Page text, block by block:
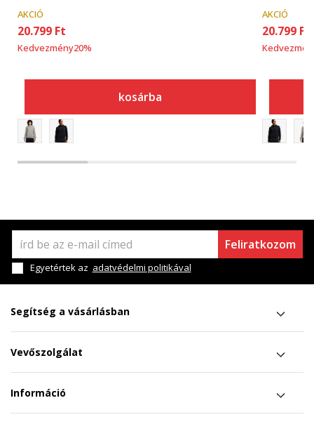
AKCIÓ
20.799 Ft
Kedvezmény20%
kosárba
AKCIÓ
20.799 Ft
Feliratkozom
Egyetértek az adatvédelmi politikával
Segítség a vásárlásban
Vevőszolgálat
Információ